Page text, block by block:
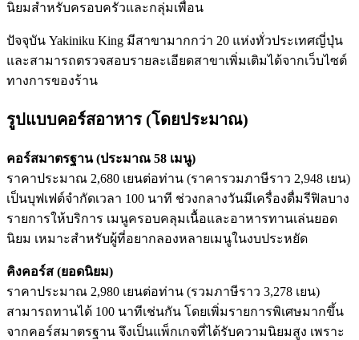
นิยมสำหรับครอบครัวและกลุ่มเพื่อน
ปัจจุบัน Yakiniku King มีสาขามากกว่า 20 แห่งทั่วประเทศญี่ปุ่น
และสามารถตรวจสอบรายละเอียดสาขาเพิ่มเติมได้จากเว็บไซต์
ทางการของร้าน
รูปแบบคอร์สอาหาร (โดยประมาณ)
คอร์สมาตรฐาน (ประมาณ 58 เมนู)
ราคาประมาณ 2,680 เยนต่อท่าน (ราคารวมภาษีราว 2,948 เยน)
เป็นบุฟเฟต์จำกัดเวลา 100 นาที ช่วงกลางวันมีเครื่องดื่มรีฟิลบาง
รายการให้บริการ เมนูครอบคลุมเนื้อและอาหารทานเล่นยอด
นิยม เหมาะสำหรับผู้ที่อยากลองหลายเมนูในงบประหยัด
คิงคอร์ส (ยอดนิยม)
ราคาประมาณ 2,980 เยนต่อท่าน (รวมภาษีราว 3,278 เยน)
สามารถทานได้ 100 นาทีเช่นกัน โดยเพิ่มรายการพิเศษมากขึ้น
จากคอร์สมาตรฐาน จึงเป็นแพ็กเกจที่ได้รับความนิยมสูง เพราะ